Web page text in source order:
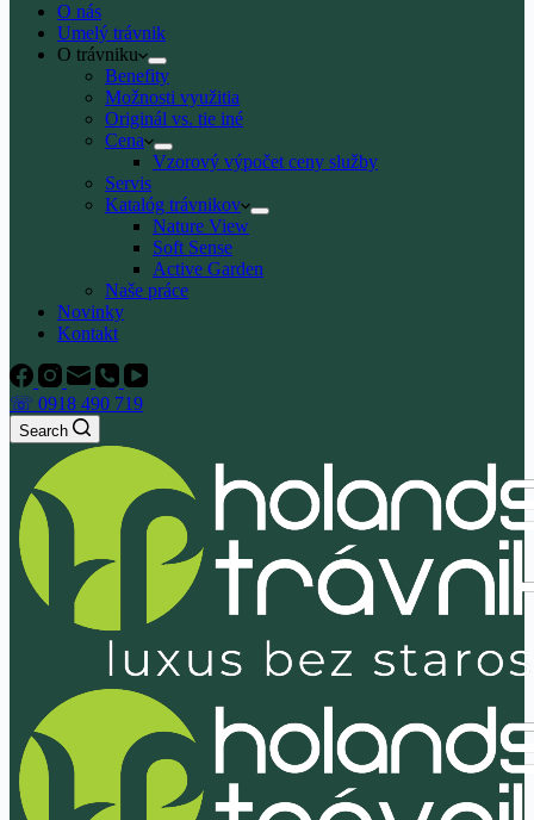
O nás
Umelý trávnik
O trávniku
Benefity
Možnosti využitia
Originál vs. tie iné
Cena
Vzorový výpočet ceny služby
Servis
Katalóg trávnikov
Nature View
Soft Sense
Active Garden
Naše práce
Novinky
Kontakt
☏ 0918 490 719
Search